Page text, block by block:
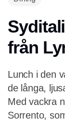
från
Lunch i den
de långa,
Med vackra
Sorrento,